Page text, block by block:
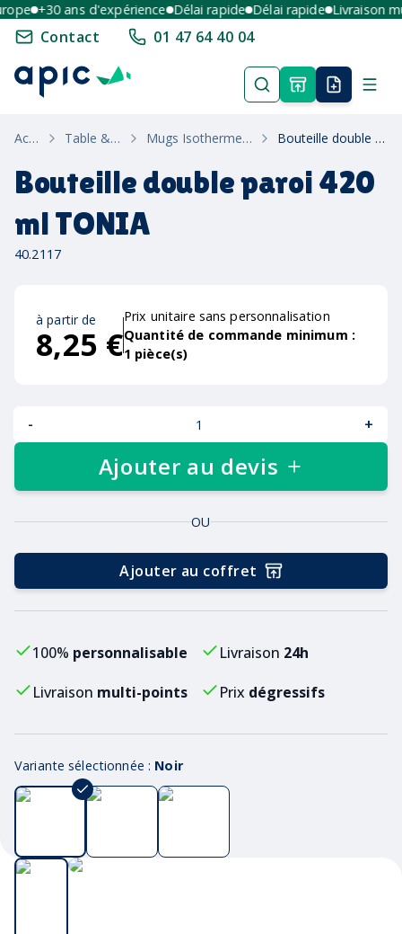
+30 ans d'expérience Délai rapide Délai rapide Livraison
Contact 01 47 64 40 04
Accueil Table & Maison Mugs Isothermes & Thermos Bouteille double paroi 420 ml TONIA
Bouteille double paroi 420
ml TONIA
40.2117
à partir de
8,25 €
Prix unitaire sans personnalisation
Quantité de commande minimum :
1 pièce(s)
- +
Ajouter au devis
OU
Ajouter au coffret
100% personnalisable Livraison 24h
Livraison multi-points Prix dégressifs
Variante sélectionnée : Noir